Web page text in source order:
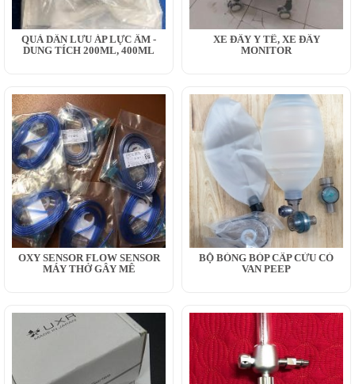
QUẢ DẪN LƯU ÁP LỰC ÂM -
DUNG TÍCH 200ML, 400ML
XE ĐẨY Y TẾ, XE ĐẨY
MONITOR
OXY SENSOR FLOW SENSOR
MÁY THỞ GÂY MÊ
BỘ BÓNG BÓP CẤP CỨU CÓ
VAN PEEP